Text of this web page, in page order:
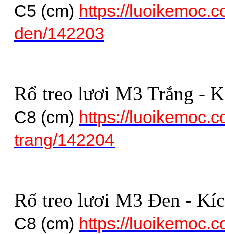
C5 (cm) https://
den/142203
Rổ treo lươi M3 Trắng -
C8 (cm) https://
trang/142204
Rổ treo lươi M3 Đen -
C8 (cm) https://